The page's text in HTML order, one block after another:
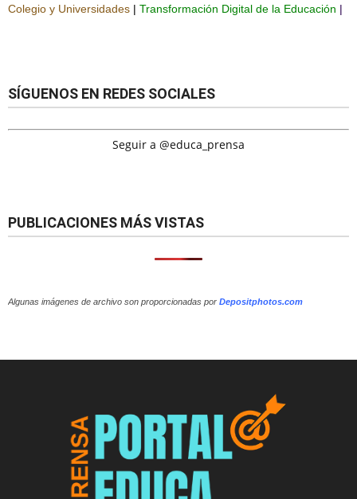
Colegio y Universidades | Transformación Digital de la Educación |
SÍGUENOS EN REDES SOCIALES
Seguir a @educa_prensa
PUBLICACIONES MÁS VISTAS
Algunas imágenes de archivo son proporcionadas por Depositphotos.com